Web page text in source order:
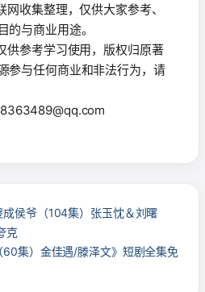
收集整理，仅供大家参考、
的与商业用途。
供参考学习使用，版权归原著
参与任何商业和非法行为，请
成侯爷（104集）张玉忱＆刘曙
克
60集）金佳遇/滕泽文》短剧全集免